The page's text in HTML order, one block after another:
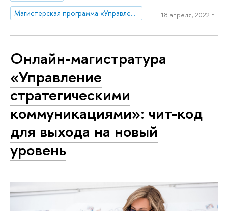
Магистерская программа «Управление стратегическими коммуникациями»
18 апреля, 2022 г.
Онлайн-магистратура
«Управление
стратегическими
коммуникациями»: чит-код
для выхода на новый
уровень